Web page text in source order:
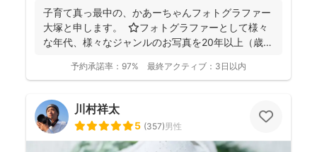
子育て真っ最中の、かあーちゃんフォトグラファー
大塚と申します。 ⭐︎フォトグラファーとして様々
な年代、様々なジャンルのお写真を20年以上（歳バ
予約承諾率： 97% 最終アクティブ： 3日以内
川村祥太
5 (357)男性